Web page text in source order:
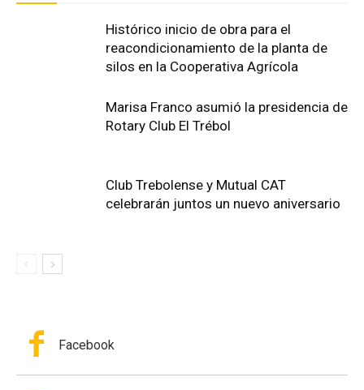
Histórico inicio de obra para el
reacondicionamiento de la planta de
silos en la Cooperativa Agrícola
Marisa Franco asumió la presidencia de
Rotary Club El Trébol
Club Trebolense y Mutual CAT
celebrarán juntos un nuevo aniversario
Facebook